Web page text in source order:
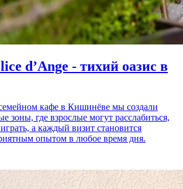
d’Ange - тихий оазис в
кафе в Кишинёве мы создали
зоны, где взрослые могут расслабиться,
а каждый визит становится
опытом в любое время дня.